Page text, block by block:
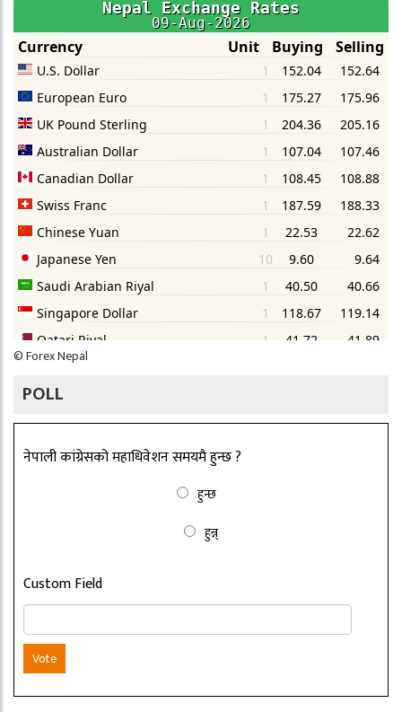
©Forex Nepal
POLL
नेपाली कांग्रेसको महाधिवेशन समयमै हुन्छ ?
हुन्छ
हुन्न्
Custom Field
Vote